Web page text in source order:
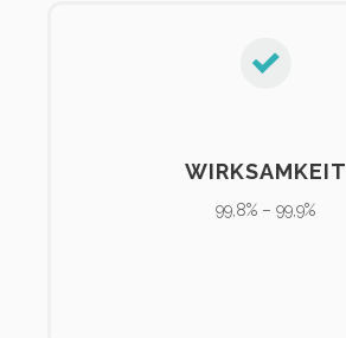
WIRKSAMKEIT
99,8% – 99,9%